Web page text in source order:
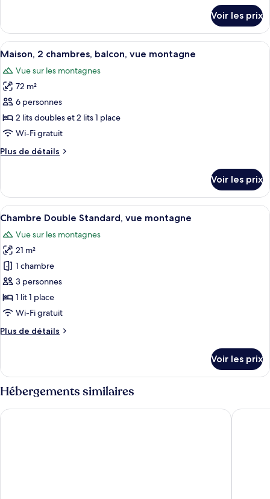
vue
montagne
le
type
de
Chambre
Double
Deluxe,
vue
montagne
Voir les prix
Afficher
toutes
les
photos
pour
ce
type
chambre :
chambres,
balcon,
vue
montagne
Une chambre avec un plafond en
14
Maison, 2 chambres, balcon, vue montagne
Vue sur les montagnes
72 m²
6 personnes
2 lits doubles et 2 lits 1 place
Wi-Fi gratuit
Plus de détails
Plus
le
type
de
Maison,
2
chambres,
balcon,
vue
montagne
Voir les prix
Afficher
toutes
les
photos
pour
ce
type
de
chambre :
Chambre
vue
montagne
Chambre Double Standard, vue
6
Chambre Double Standard, vue montagne
Vue sur les montagnes
21 m²
1 chambre
3 personnes
1 lit 1 place
Wi-Fi gratuit
Plus de détails
Plus
le
type
de
chambre
Chambre
Voir les prix
Hébergements similaires
Rustic Lodge Plitvice Villa